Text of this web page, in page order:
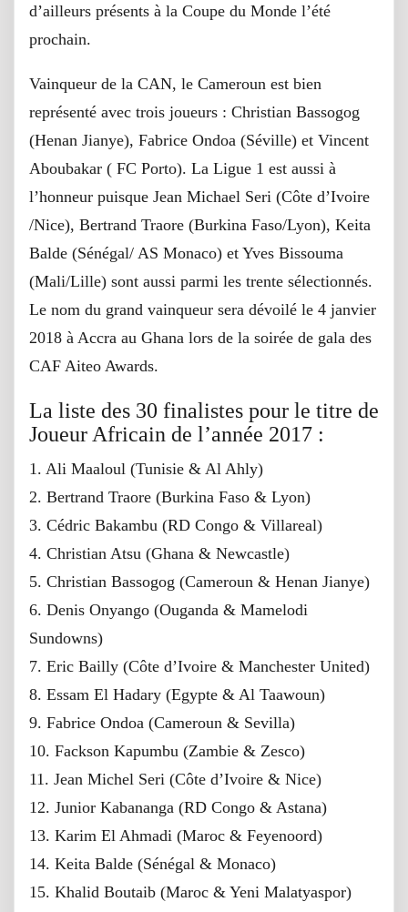
d’ailleurs présents à la Coupe du Monde l’été
prochain.
Vainqueur de la CAN, le Cameroun est bien
représenté avec trois joueurs : Christian Bassogog
(Henan Jianye), Fabrice Ondoa (Séville) et Vincent
Aboubakar ( FC Porto). La Ligue 1 est aussi à
l’honneur puisque Jean Michael Seri (Côte d’Ivoire
/Nice), Bertrand Traore (Burkina Faso/Lyon), Keita
Balde (Sénégal/ AS Monaco) et Yves Bissouma
(Mali/Lille) sont aussi parmi les trente sélectionnés.
Le nom du grand vainqueur sera dévoilé le 4 janvier
2018 à Accra au Ghana lors de la soirée de gala des
CAF Aiteo Awards.
La liste des 30 finalistes pour le titre de
Joueur Africain de l’année 2017 :
1. Ali Maaloul (Tunisie & Al Ahly)
2. Bertrand Traore (Burkina Faso & Lyon)
3. Cédric Bakambu (RD Congo & Villareal)
4. Christian Atsu (Ghana & Newcastle)
5. Christian Bassogog (Cameroun & Henan Jianye)
6. Denis Onyango (Ouganda & Mamelodi
Sundowns)
7. Eric Bailly (Côte d’Ivoire & Manchester United)
8. Essam El Hadary (Egypte & Al Taawoun)
9. Fabrice Ondoa (Cameroun & Sevilla)
10. Fackson Kapumbu (Zambie & Zesco)
11. Jean Michel Seri (Côte d’Ivoire & Nice)
12. Junior Kabananga (RD Congo & Astana)
13. Karim El Ahmadi (Maroc & Feyenoord)
14. Keita Balde (Sénégal & Monaco)
15. Khalid Boutaib (Maroc & Yeni Malatyaspor)